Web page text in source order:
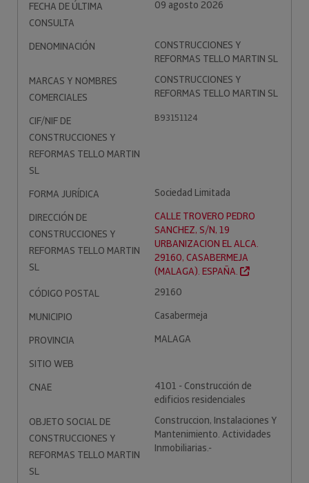
FECHA DE ÚLTIMA
CONSULTA
09 agosto 2026
DENOMINACIÓN
CONSTRUCCIONES Y
REFORMAS TELLO MARTIN SL
MARCAS Y NOMBRES
COMERCIALES
CONSTRUCCIONES Y
REFORMAS TELLO MARTIN SL
CIF/NIF DE
CONSTRUCCIONES Y
REFORMAS TELLO MARTIN
SL
B93151124
FORMA JURÍDICA
Sociedad Limitada
DIRECCIÓN DE
CONSTRUCCIONES Y
REFORMAS TELLO MARTIN
SL
CALLE TROVERO PEDRO
SANCHEZ, S/N, 19
URBANIZACION EL ALCA.
29160, CASABERMEJA
(MALAGA). ESPAÑA.
CÓDIGO POSTAL
29160
MUNICIPIO
Casabermeja
PROVINCIA
MALAGA
SITIO WEB
CNAE
4101 - Construcción de
edificios residenciales
OBJETO SOCIAL DE
CONSTRUCCIONES Y
REFORMAS TELLO MARTIN
SL
Construccion, Instalaciones Y
Mantenimiento. Actividades
Inmobiliarias.-